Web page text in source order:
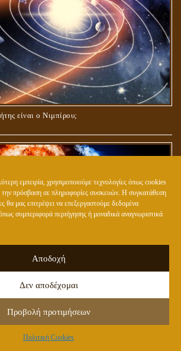
εμπειρία, χρησιμοποιούμε τεχνολογίες όπως cookies
την πρόσβαση σε πληροφορίες συσκευών. Η συγκατάθεση
θα μας επιτρέψει να επεξεργαστούμε δεδομένα
συμπεριφορά περιήγησης ή μοναδικά αναγνωριστικά
Αποδοχή
Δεν αποδέχομαι
Προβολή προτιμήσεων
Πολιτική Cookies
είναι ο Νιμπίρου;
ΑΠΟ ΤΟ ΜΑΤΡΙΞ;